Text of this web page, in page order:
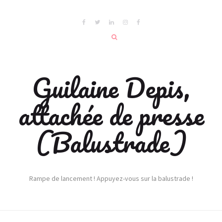
Guilaine Depis,
attachée de presse
(Balustrade)
Rampe de lancement ! Appuyez-vous sur la balustrade !